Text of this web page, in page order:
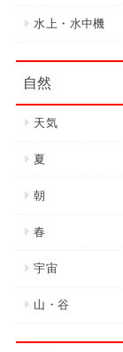
水上・水中機
自然
天気
夏
朝
春
宇宙
山・谷